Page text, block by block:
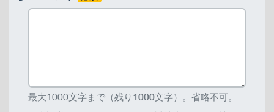
最大1000文字まで（残り 1000文字）。省略不可。